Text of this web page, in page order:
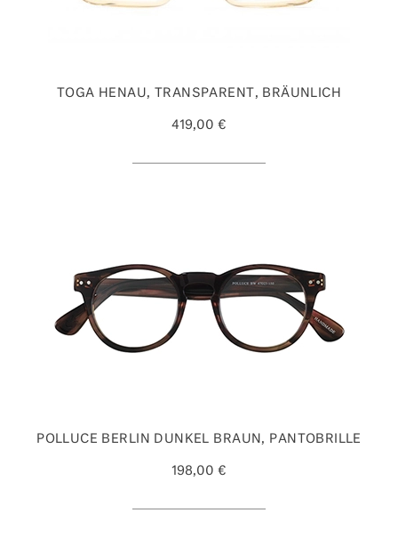
TOGA HENAU, TRANSPARENT, BRÄUNLICH
419,00 €
POLLUCE BERLIN DUNKEL BRAUN, PANTOBRILLE
198,00 €